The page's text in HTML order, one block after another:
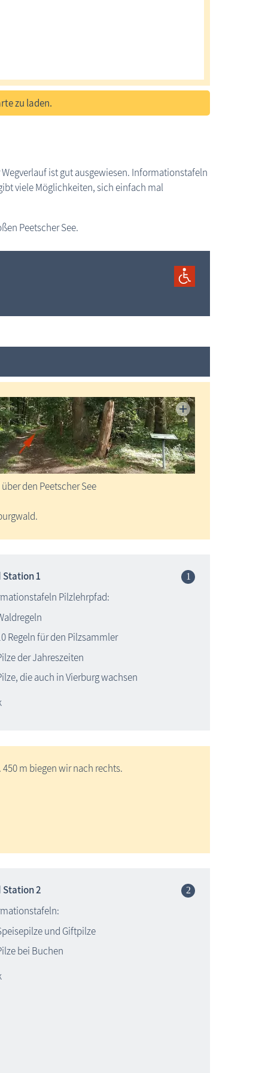
zu laden.
ist gut ausgewiesen. Informationstafeln
viele Möglichkeiten, sich einfach mal
Peetscher See.
den Peetscher See
1
Pilzlehrpfad:
Regeln für den Pilzsammler
der Jahreszeiten
die auch in Vierburg wachsen
450 m biegen wir nach rechts.
Station 2
und Giftpilze
bei Buchen